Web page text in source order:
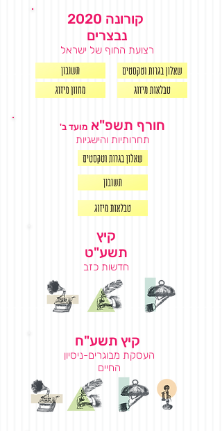
קורונה 2020
נבצרים
רצועת החוף של ישראל
חורף תשפ"א מועד ב'
תחרותיות והישגיות
קיץ
תשע"ט
חדשות כזב
קיץ תשע"ח
העסקת מבוגרים-ניסיון
החיים